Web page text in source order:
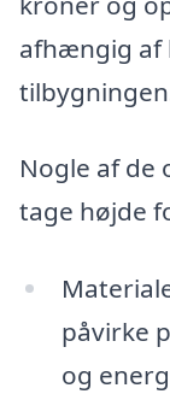
afhængig af
Nogle af de
tage højde
påvirke
og